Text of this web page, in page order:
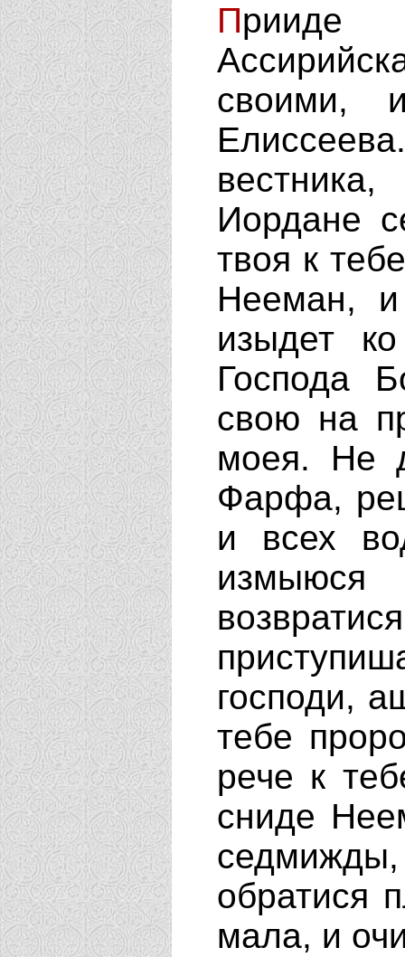
Прииде
своими,
Иордане
твоя к
Нееман,
изыдет
Господа
свою на
моея. Не
Фарфа,
и всех
господи,
тебе
рече к
сниде
седмижды,
обратися
мала, и